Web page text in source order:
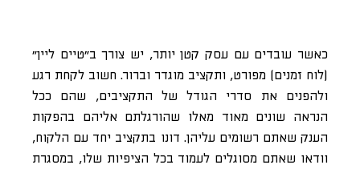
כאשר עובדים עם עסק קטן יותר, יש צורך ב”טיים ליין”
(לוח זמנים) מפורט, ותקציב מוגדר וברור. חשוב לקחת רגע
ולהפנים את סדרי הגודל של התקציבים, שהם ככל
הנראה שונים מאוד מאלו שהורגלתם אליהם בהפקות
הענק שאתם רשומים עליהן. דונו בתקציב יחד עם הלקוח,
וודאו שאתם מסוגלים לעמוד בכל הציפיות שלו, במסגרת